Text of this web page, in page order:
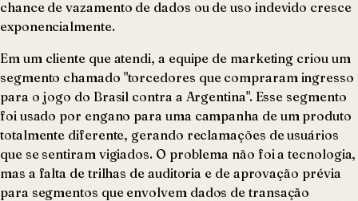
chance de vazamento de dados ou de uso indevido cresce
exponencialmente.
Em um cliente que atendi, a equipe de marketing criou um
segmento chamado "torcedores que compraram ingresso
para o jogo do Brasil contra a Argentina". Esse segmento
foi usado por engano para uma campanha de um produto
totalmente diferente, gerando reclamações de usuários
que se sentiram vigiados. O problema não foi a tecnologia,
mas a falta de trilhas de auditoria e de aprovação prévia
para segmentos que envolvem dados de transação